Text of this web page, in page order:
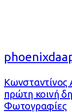
Κωνσταντίνος
πρώτη κοινή
Φωτογραφίες